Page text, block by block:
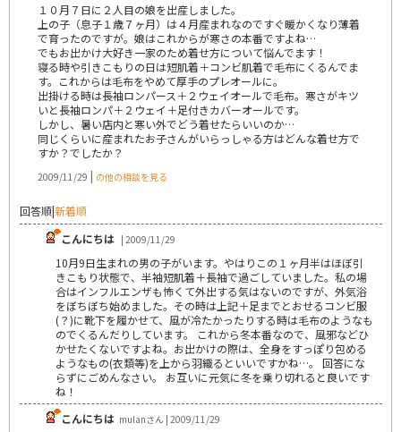
１０月７日に２人目の娘を出産しました。
上の子（息子１歳７ヶ月）は４月産まれなのですぐ暖かくなり薄着
で育ったのですが。娘はこれからが寒さの本番ですよね…
でもお出かけ大好き一家のため着せ方について悩んでます！
寝る時や引きこもりの日は短肌着＋コンビ肌着で毛布にくるんでま
す。これからは毛布をやめて厚手のプレオールに。
出掛ける時は長袖ロンパース＋２ウェイオールで毛布。寒さがキツ
いと長袖ロンパ＋２ウェイ＋足付きカバーオールです。
しかし、暑い店内と寒い外でどう着せたらいいのか…
同じくらいに産まれたお子さんがいらっしゃる方はどんな着せ方で
すか？でしたか？
2009/11/29 | の他の相談を見る
回答順|新着順
こんにちは | 2009/11/29
10月9日生まれの男の子がいます。やはりこの１ヶ月半はほぼ引
きこもり状態で、半袖短肌着＋長袖で過ごしていました。私の場
合はインフルエンザも怖くて外出する気はないのですが、外気浴
をぼちぼち始めました。その時は上記＋足までとおせるコンビ服
(？)に靴下を履かせて、風が冷たかったりする時は毛布のようなも
のでくるんだりしています。 これから冬本番なので、風邪などひ
かせたくないですよね。お出かけの際は、全身をすっぽり包める
ようなもの(衣類等)を上から羽織るといいですかね…。 回答にな
らずにごめんなさい。 お互いに元気に冬を乗り切れると良いです
ね！
こんにちは mulanさん | 2009/11/29